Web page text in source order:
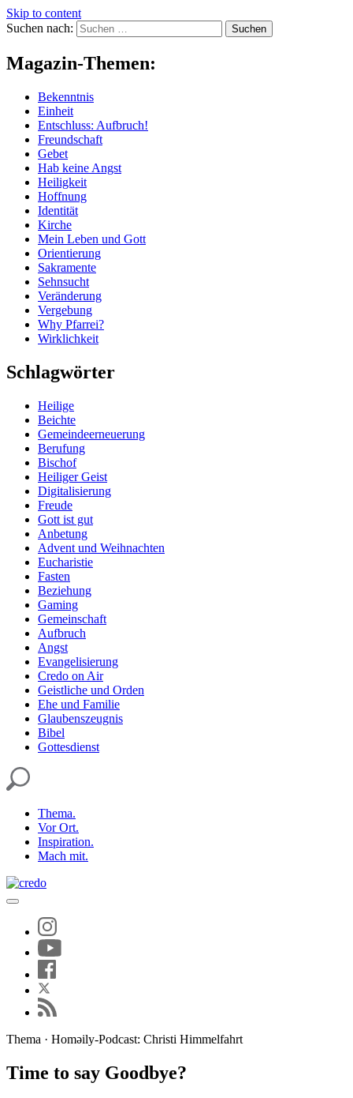
Skip to content
Suchen nach:
Magazin-Themen:
Bekenntnis
Einheit
Entschluss: Aufbruch!
Freundschaft
Gebet
Hab keine Angst
Heiligkeit
Hoffnung
Identität
Kirche
Mein Leben und Gott
Orientierung
Sakramente
Sehnsucht
Veränderung
Vergebung
Why Pfarrei?
Wirklichkeit
Schlagwörter
Heilige
Beichte
Gemeindeerneuerung
Berufung
Bischof
Heiliger Geist
Digitalisierung
Freude
Gott ist gut
Anbetung
Advent und Weihnachten
Eucharistie
Fasten
Beziehung
Gaming
Gemeinschaft
Aufbruch
Angst
Evangelisierung
Credo on Air
Geistliche und Orden
Ehe und Familie
Glaubenszeugnis
Bibel
Gottesdienst
Thema.
Vor Ort.
Inspiration.
Mach mit.
Thema · Homəily-Podcast: Christi Himmelfahrt
Time to say Goodbye?